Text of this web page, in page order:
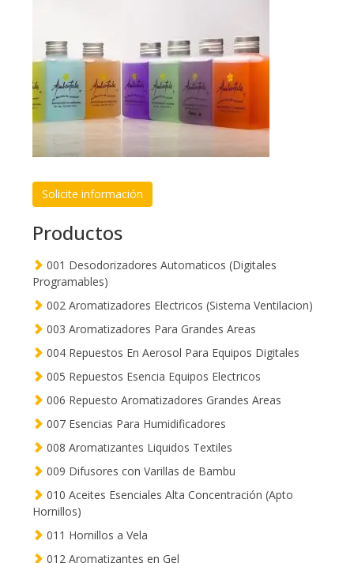
Solicite información
Productos
001 Desodorizadores Automaticos (Digitales
Programables)
002 Aromatizadores Electricos (Sistema Ventilacion)
003 Aromatizadores Para Grandes Areas
004 Repuestos En Aerosol Para Equipos Digitales
005 Repuestos Esencia Equipos Electricos
006 Repuesto Aromatizadores Grandes Areas
007 Esencias Para Humidificadores
008 Aromatizantes Liquidos Textiles
009 Difusores con Varillas de Bambu
010 Aceites Esenciales Alta Concentración (Apto
Hornillos)
011 Hornillos a Vela
012 Aromatizantes en Gel